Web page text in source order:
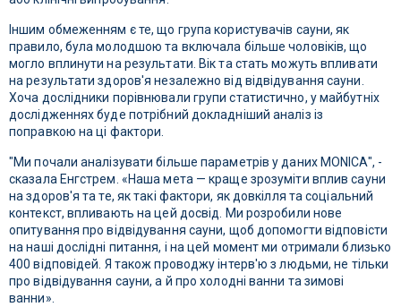
Іншим обмеженням є те, що група користувачів сауни, як
правило, була молодшою ​​та включала більше чоловіків, що
могло вплинути на результати. Вік та стать можуть впливати
на результати здоров'я незалежно від відвідування сауни.
Хоча дослідники порівнювали групи статистично, у майбутніх
дослідженнях буде потрібний докладніший аналіз із
поправкою на ці фактори.
"Ми почали аналізувати більше параметрів у даних MONICA", -
сказала Енгстрем. «Наша мета — краще зрозуміти вплив сауни
на здоров'я та те, як такі фактори, як довкілля та соціальний
контекст, впливають на цей досвід. Ми розробили нове
опитування про відвідування сауни, щоб допомогти відповісти
на наші дослідні питання, і на цей момент ми отримали близько
400 відповідей. Я також проводжу інтерв'ю з людьми, не тільки
про відвідування сауни, а й про холодні ванни та зимові
ванни».